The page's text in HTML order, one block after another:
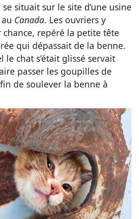
situait sur le site d’une usine
Canada. Les ouvriers y
repéré la petite tête
qui dépassait de la benne.
le chat s’était glissé servait
passer les goupilles de
de soulever la benne à